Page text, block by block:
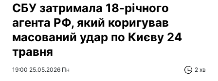
СБУ затримала 18-річного
агента РФ, який коригував
масований удар по Києву 24
травня
19:00 25.05.2026 Пн 2 хв